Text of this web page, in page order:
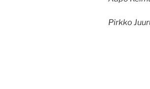
Pirkko